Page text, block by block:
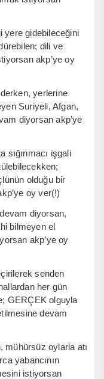
yere gidebileceğini
dili ve
akp’ye oy
yerlerine
Suriyeli, Afgan,
diyorsan akp’ye
sığınmacı işgali
olduğu bir
oy ver(!)
diyorsan,
bilmeyen el
akp’ye oy
senden
her gün
GERÇEK olguyla
devam
oylarla atı
yabancının
istiyorsan